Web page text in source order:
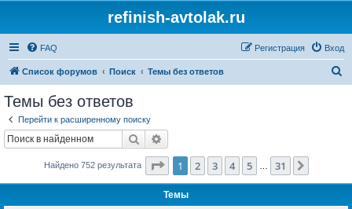
refinish-avtolak.ru
FAQ Вход
Регистрация
Список форумов Поиск Темы без ответов
Темы без ответов
Перейти к расширенному поиску
Поиск
Найдено 752 результата Страница из 31
1 2 3 4 5 31
Темы